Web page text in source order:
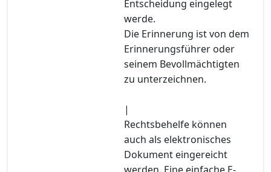
Entscheidung eingelegt
werde.
Die Erinnerung ist von dem
Erinnerungsführer oder
seinem Bevollmächtigten
zu unterzeichnen.
|
Rechtsbehelfe können
auch als elektronisches
Dokument eingereicht
werden. Eine einfache E-